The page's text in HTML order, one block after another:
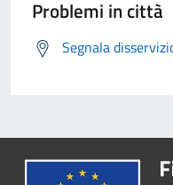
Problemi in città
Segnala